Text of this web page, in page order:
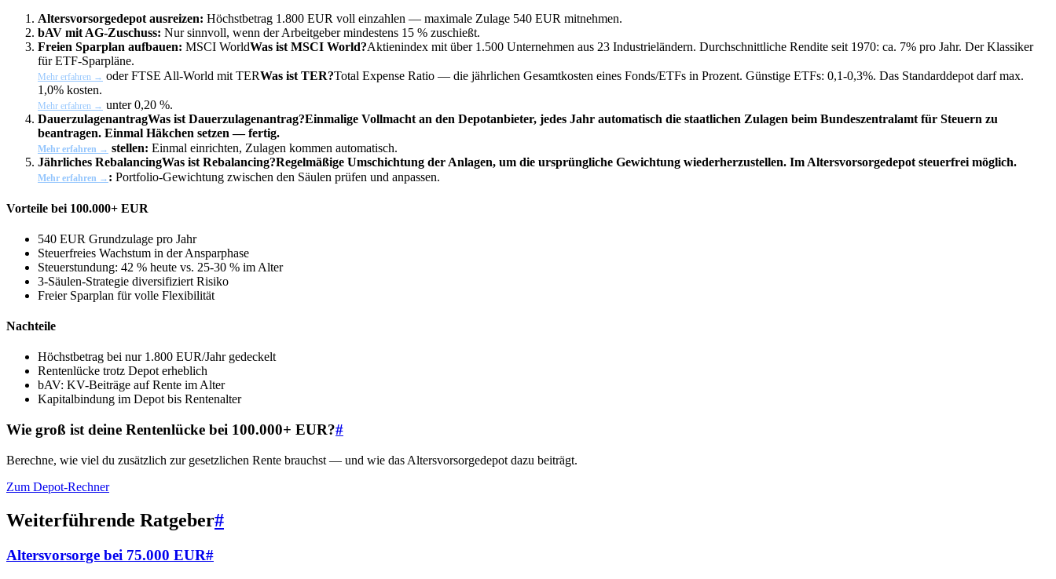
Altersvorsorgedepot ausreizen: Höchstbetrag 1.800 EUR voll einzahlen — maximale Zulage 540 EUR mitnehmen.
bAV mit AG-Zuschuss: Nur sinnvoll, wenn der Arbeitgeber mindestens 15 % zuschießt.
Freien Sparplan aufbauen: MSCI WorldWas ist MSCI World?Aktienindex mit über 1.500 Unternehmen aus 23 Industrieländern. Durchschnittliche Rendite seit 1970: ca. 7% pro Jahr. Der Klassiker
für ETF-Sparpläne.
Mehr erfahren → oder FTSE All-World mit TERWas ist TER?Total Expense Ratio — die jährlichen Gesamtkosten eines Fonds/ETFs in Prozent. Günstige ETFs: 0,1-0,3%. Das Standarddepot darf max.
1,0% kosten.
Mehr erfahren → unter 0,20 %.
DauerzulagenantragWas ist Dauerzulagenantrag?Einmalige Vollmacht an den Depotanbieter, jedes Jahr automatisch die staatlichen Zulagen beim Bundeszentralamt für Steuern zu
beantragen. Einmal Häkchen setzen — fertig.
Mehr erfahren → stellen: Einmal einrichten, Zulagen kommen automatisch.
Jährliches RebalancingWas ist Rebalancing?Regelmäßige Umschichtung der Anlagen, um die ursprüngliche Gewichtung wiederherzustellen. Im Altersvorsorgedepot steuerfrei möglich.
Mehr erfahren → : Portfolio-Gewichtung zwischen den Säulen prüfen und anpassen.
Vorteile bei 100.000+ EUR
540 EUR Grundzulage pro Jahr
Steuerfreies Wachstum in der Ansparphase
Steuerstundung: 42 % heute vs. 25-30 % im Alter
3-Säulen-Strategie diversifiziert Risiko
Freier Sparplan für volle Flexibilität
Nachteile
Höchstbetrag bei nur 1.800 EUR/Jahr gedeckelt
Rentenlücke trotz Depot erheblich
bAV: KV-Beiträge auf Rente im Alter
Kapitalbindung im Depot bis Rentenalter
Wie groß ist deine Rentenlücke bei 100.000+ EUR?#
Berechne, wie viel du zusätzlich zur gesetzlichen Rente brauchst — und wie das Altersvorsorgedepot dazu beiträgt.
Zum Depot-Rechner
Weiterführende Ratgeber#
Altersvorsorge bei 75.000 EUR#